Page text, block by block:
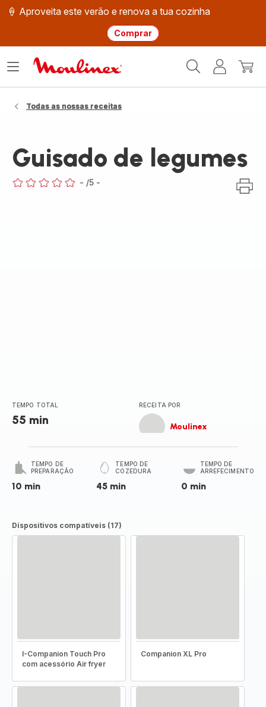
🍦 Aproveita este verão e renova a tua cozinha
Comprar
Moulinex
O
Abrir
Todas as nossas receitas
Guisado de legumes
- /5 -
TEMPO TOTAL
55 min
RECEITA POR
Moulinex
TEMPO DE
PREPARAÇÃO
10 min
TEMPO DE
COZEDURA
45 min
TEMPO DE
ARREFECIMENTO
0 min
Dispositivos compatíveis (17)
I-Companion Touch Pro
com acessório Air fryer
Companion XL Pro